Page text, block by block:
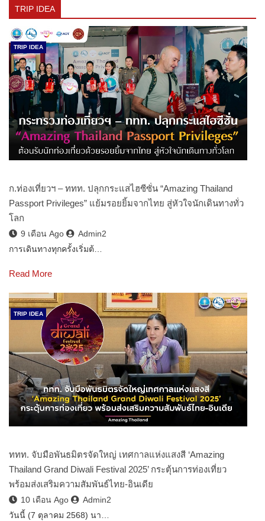
TRIP IDEA
TRIP IDEA
ก.ท่องเที่ยวฯ – ททท. ปลุกกระแสไฮซีซั่น “Amazing Thailand
Passport Privileges” แย้มรอยยิ้มจากไทย สู่หัวใจนักเดินทางทั่ว
โลก
9 เดือน Ago
Admin2
การเดินทางทุกครั้งเริ่มต้…
Read More
TRIP IDEA
ททท. จับมือพันธมิตรจัดใหญ่ เทศกาลแห่งแสงสี ‘Amazing
Thailand Grand Diwali Festival 2025’ กระตุ้นการท่องเที่ยว
พร้อมส่งเสริมความสัมพันธ์ไทย-อินเดีย
10 เดือน Ago
Admin2
วันนี้ (7 ตุลาคม 2568) นา…